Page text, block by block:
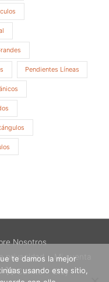
Pendientes Líneas
Nosotros
privacidad
Mi cuenta
Carrito Etsy
te damos la mejor
usando este sitio,